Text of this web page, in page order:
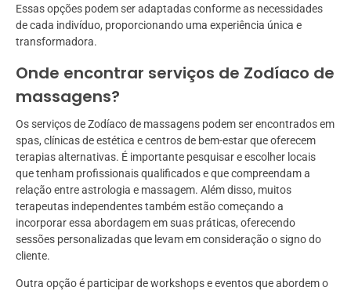
Essas opções podem ser adaptadas conforme as necessidades
de cada indivíduo, proporcionando uma experiência única e
transformadora.
Onde encontrar serviços de Zodíaco de
massagens?
Os serviços de Zodíaco de massagens podem ser encontrados em
spas, clínicas de estética e centros de bem-estar que oferecem
terapias alternativas. É importante pesquisar e escolher locais
que tenham profissionais qualificados e que compreendam a
relação entre astrologia e massagem. Além disso, muitos
terapeutas independentes também estão começando a
incorporar essa abordagem em suas práticas, oferecendo
sessões personalizadas que levam em consideração o signo do
cliente.
Outra opção é participar de workshops e eventos que abordem o